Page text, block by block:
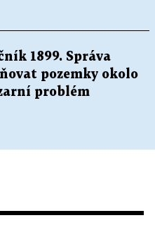
1899. Správa
pozemky okolo
problém